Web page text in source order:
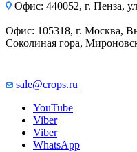
Офис: 440052, г. Пенза,
Офис: 105318, г. Москва,
Соколиная гора,
sale@crops.ru
YouTube
Viber
Viber
WhatsApp